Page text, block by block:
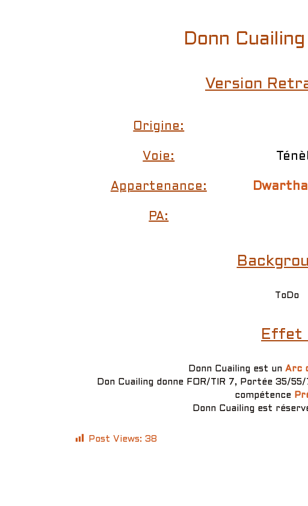
Donn
Version
Origine:
Voie:
Appartenance:
PA:
ToDo
Effet
Donn Cuailing est un Arc
Don Cuailing donne FOR/TIR 7, Portée 35/
compétence
Donn Cuailing est
Post Views: 38